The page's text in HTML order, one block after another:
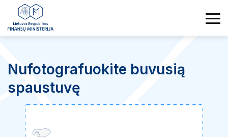
Nufotografuokite buvusią
spaustuvę